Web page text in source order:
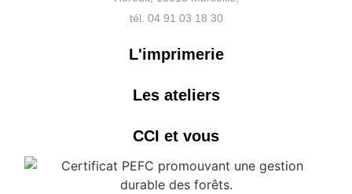
L'imprimerie
Les ateliers
tél. 04 91 03 18 30
CCI et vous